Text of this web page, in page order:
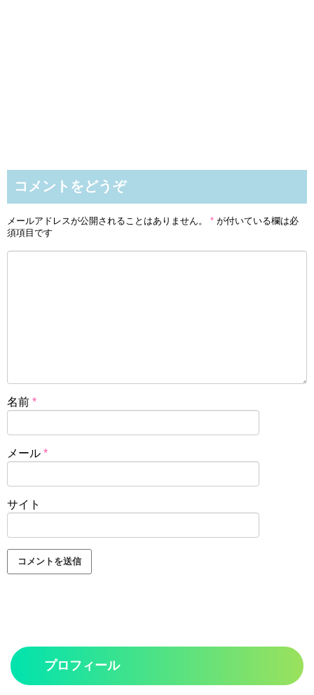
コメントをどうぞ
メールアドレスが公開されることはありません。 * が付いている欄は必
須項目です
名前 *
メール *
サイト
プロフィール